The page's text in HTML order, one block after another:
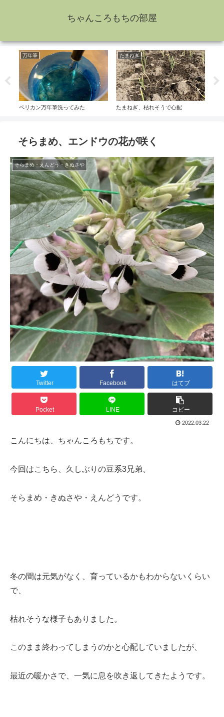
ちゃんころもちの部屋
万年筆
ペリカン万年筆洗ってみた
たまねぎ
たまねぎ、枯れそうで心配
そらまめ、エンドウの花が咲く
そらまめ・えんどう・きぬさや
Twitter Facebook はてブ
Pocket LINE コピー
2022.03.22
こんにちは、ちゃんころもちです。
今回はこちら、久しぶりの豆系3兄弟、
そらまめ・きぬさや・えんどうです。
冬の間は元気がなく、育っているかもわからないくらい
で、
枯れそうな様子もありました。
このまま終わってしまうのかと心配していましたが、
最近の暖かさで、一気に息を吹き返してきたようです。